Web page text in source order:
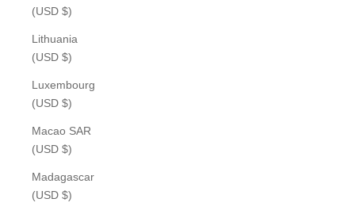
(USD $)
Lithuania
(USD $)
Luxembourg
(USD $)
Macao SAR
(USD $)
Madagascar
(USD $)